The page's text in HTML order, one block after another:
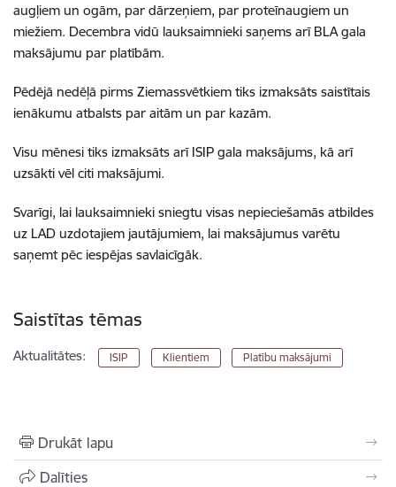
augļiem un ogām, par dārzeņiem, par proteīnaugiem un
miežiem. Decembra vidū lauksaimnieki saņems arī BLA gala
maksājumu par platībām.
Pēdējā nedēļā pirms Ziemassvētkiem tiks izmaksāts saistītais
ienākumu atbalsts par aitām un par kazām.
Visu mēnesi tiks izmaksāts arī ISIP gala maksājums, kā arī
uzsākti vēl citi maksājumi.
Svarīgi, lai lauksaimnieki sniegtu visas nepieciešamās atbildes
uz LAD uzdotajiem jautājumiem, lai maksājumus varētu
saņemt pēc iespējas savlaicīgāk.
Saistītas tēmas
Aktualitātes: ISIP Klientiem Platību maksājumi
Drukāt lapu
Dalīties